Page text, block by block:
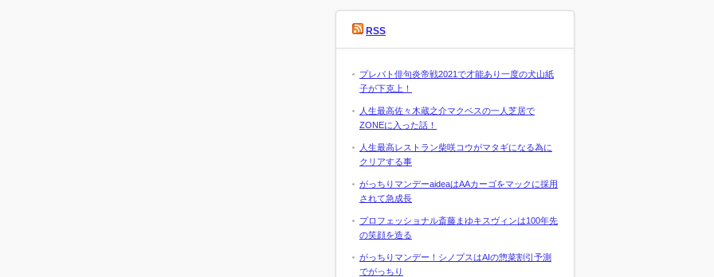
RSS
プレバト俳句炎帝戦2021で才能あり一度の犬山紙
子が下克上！
人生最高佐々木蔵之介マクベスの一人芝居で
ZONEに入った話！
人生最高レストラン柴咲コウがマタギになる為に
クリアする事
がっちりマンデーaideaはAAカーゴをマックに採用
されて急成長
プロフェッショナル斎藤まゆキスヴィンは100年先
の笑顔を造る
がっちりマンデー！シノプスはAIの惣菜割引予測
でがっちり